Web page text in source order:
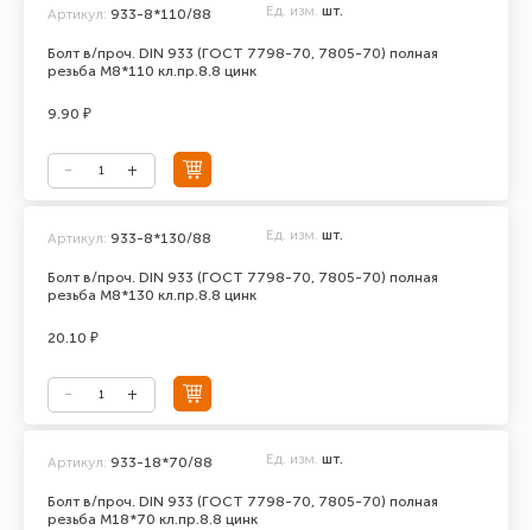
Болт в/проч. DIN 933 (ГОСТ 7798-70, 7805-70) полная
резьба М8*110 кл.пр.8.8 цинк
Артикул: 933-8*110/88 Ед. изм. шт.
9.90 ₽
Болт в/проч. DIN 933 (ГОСТ 7798-70, 7805-70) полная
резьба М8*130 кл.пр.8.8 цинк
Артикул: 933-8*130/88 Ед. изм. шт.
20.10 ₽
Болт в/проч. DIN 933 (ГОСТ 7798-70, 7805-70) полная
резьба М18*70 кл.пр.8.8 цинк
Артикул: 933-18*70/88 Ед. изм. шт.